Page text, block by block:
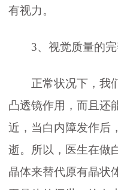
有视力。
3、视觉质量的
正常状况下，我
凸透镜作用，而且还
近，当白内障发作后
逝。所以，医生在做
晶体来替代原有晶状